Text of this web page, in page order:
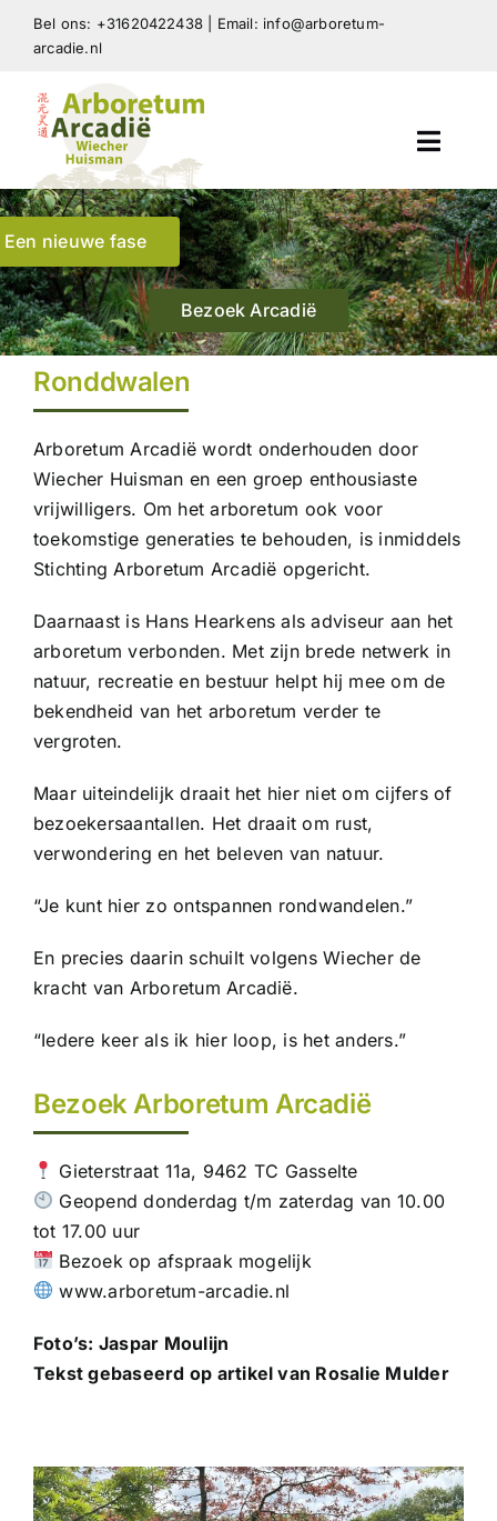
SkipBel ons: +31620422438 | Email: info@arboretum-
arcadie.nl
Arboretum Arcadië
Beplanting Arboretum
Tuinontwerp en advies
Contact
Een nieuwe fase
Bezoek Arcadië
Ronddwalen
Arboretum Arcadië wordt onderhouden door
Wiecher Huisman en een groep enthousiaste
vrijwilligers. Om het arboretum ook voor
toekomstige generaties te behouden, is inmiddels
Stichting Arboretum Arcadië opgericht.
Daarnaast is Hans Hearkens als adviseur aan het
arboretum verbonden. Met zijn brede netwerk in
natuur, recreatie en bestuur helpt hij mee om de
bekendheid van het arboretum verder te
vergroten.
Maar uiteindelijk draait het hier niet om cijfers of
bezoekersaantallen. Het draait om rust,
verwondering en het beleven van natuur.
“Je kunt hier zo ontspannen rondwandelen.”
En precies daarin schuilt volgens Wiecher de
kracht van Arboretum Arcadië.
“Iedere keer als ik hier loop, is het anders.”
Bezoek Arboretum Arcadië
Gieterstraat 11a, 9462 TC Gasselte
Geopend donderdag t/m zaterdag van 10.00
tot 17.00 uur
Bezoek op afspraak mogelijk
www.arboretum-arcadie.nl
Foto’s: Jaspar Moulijn
Tekst gebaseerd op artikel van Rosalie Mulder